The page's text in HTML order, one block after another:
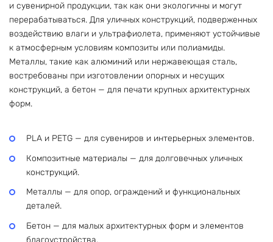
и сувенирной продукции, так как они экологичны и могут
перерабатываться. Для уличных конструкций, подверженных
воздействию влаги и ультрафиолета, применяют устойчивые
к атмосферным условиям композиты или полиамиды.
Металлы, такие как алюминий или нержавеющая сталь,
востребованы при изготовлении опорных и несущих
конструкций, а бетон — для печати крупных архитектурных
форм.
PLA и PETG — для сувениров и интерьерных элементов.
Композитные материалы — для долговечных уличных
конструкций.
Металлы — для опор, ограждений и функциональных
деталей.
Бетон — для малых архитектурных форм и элементов
благоустройства.